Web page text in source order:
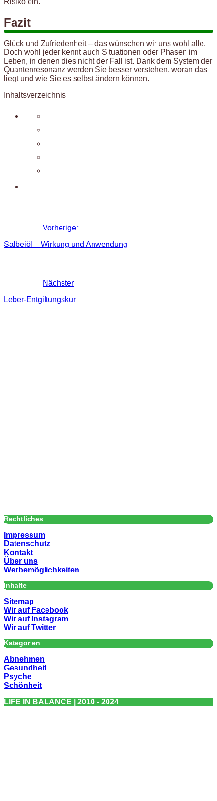
Fazit
Glück und Zufriedenheit – das wünschen wir uns wohl alle.
Doch wohl jeder kennt auch Situationen oder Phasen im
Leben, in denen dies nicht der Fall ist. Dank dem System der
Quantenresonanz werden Sie besser verstehen, woran das
liegt und wie Sie es selbst ändern können.
Inhaltsverzeichnis
Vorheriger
Salbeiöl – Wirkung und Anwendung
Nächster
Leber-Entgiftungskur
Rechtliches
Impressum
Datenschutz
Kontakt
Über uns
Werbemöglichkeiten
Inhalte
Sitemap
Wir auf Facebook
Wir auf Instagram
Wir auf Twitter
Kategorien
Abnehmen
Gesundheit
Psyche
Schönheit
LIFE IN BALANCE | 2010 - 2024